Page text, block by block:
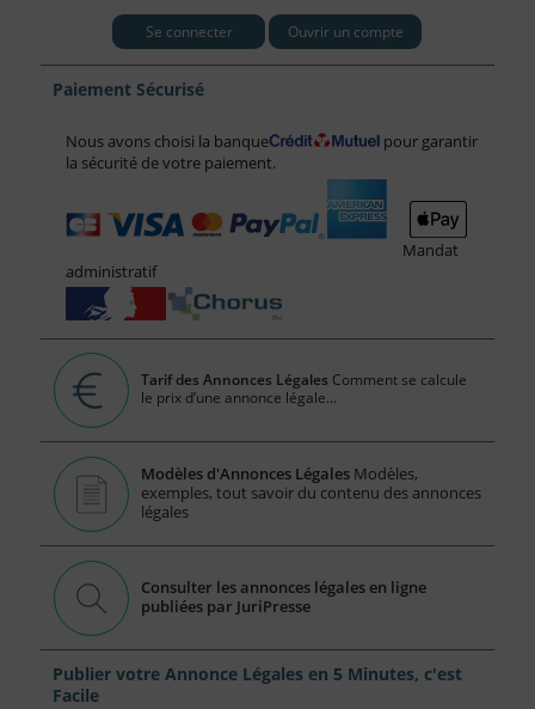
Se connecter Ouvrir un compte
Paiement Sécurisé
Nous avons choisi la banque
pour garantir
la sécurité de votre paiement.
Mandat
administratif
Tarif des Annonces Légales Comment se calcule
le prix d’une annonce légale...
Modèles d'Annonces Légales Modèles,
exemples, tout savoir du contenu des annonces
légales
Consulter les annonces légales en ligne
publiées par JuriPresse
Publier votre Annonce Légales en 5 Minutes, c'est
Facile